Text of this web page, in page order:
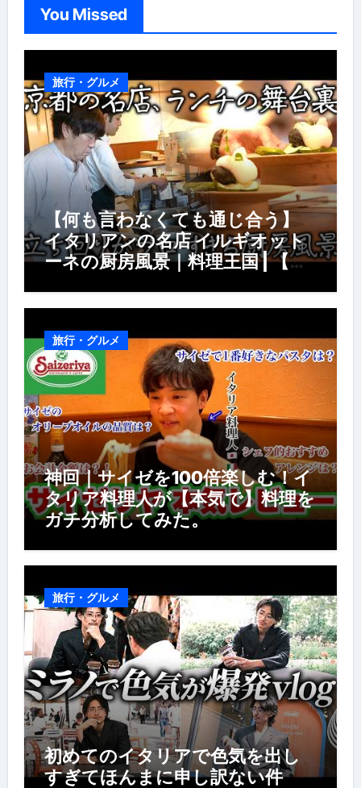
You Missed
旅行・グルメ
【何も言わなくても通じ合う】
イタリアンの名店 イルギオット
ーネの厨房風景｜料理王国 | 【厨
風景】
旅行・グルメ
神回｜サイゼを100倍楽しむ！イ
タリア料理人が【本気で】料理を
ガチ分析してみた。
旅行・グルメ
初めてのイタリアで色気を出し
すぎてほんまに申し訳ない件